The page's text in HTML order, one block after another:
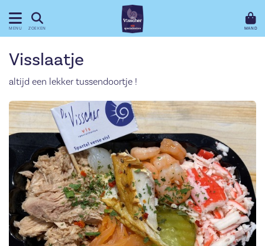
MENU ZOEKEN MAND
Visslaatje
altijd een lekker tussendoortje !